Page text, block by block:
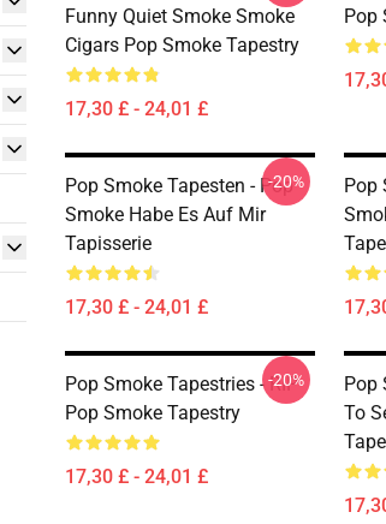
Funny Quiet Smoke Smoke
Cigars Pop Smoke Tapestry
17,30 £ - 24,01 £
Pop
Pop Smoke Tapesten - Pop
Smoke Habe Es Auf Mir
Tapisserie
17,30 £ - 24,01 £
-20%
Pop
Pop Smoke Tapestries - RIP
Pop Smoke Tapestry
17,30 £ - 24,01 £
-20%
Pop
To